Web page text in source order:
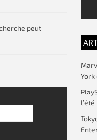
peut
York
l’été